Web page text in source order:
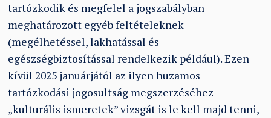
tartózkodik és megfelel a jogszabályban
meghatározott egyéb feltételeknek
(megélhetéssel, lakhatással és
egészségbiztosítással rendelkezik például). Ezen
kívül 2025 januárjától az ilyen huzamos
tartózkodási jogosultság megszerzéséhez
„kulturális ismeretek” vizsgát is le kell majd tenni,